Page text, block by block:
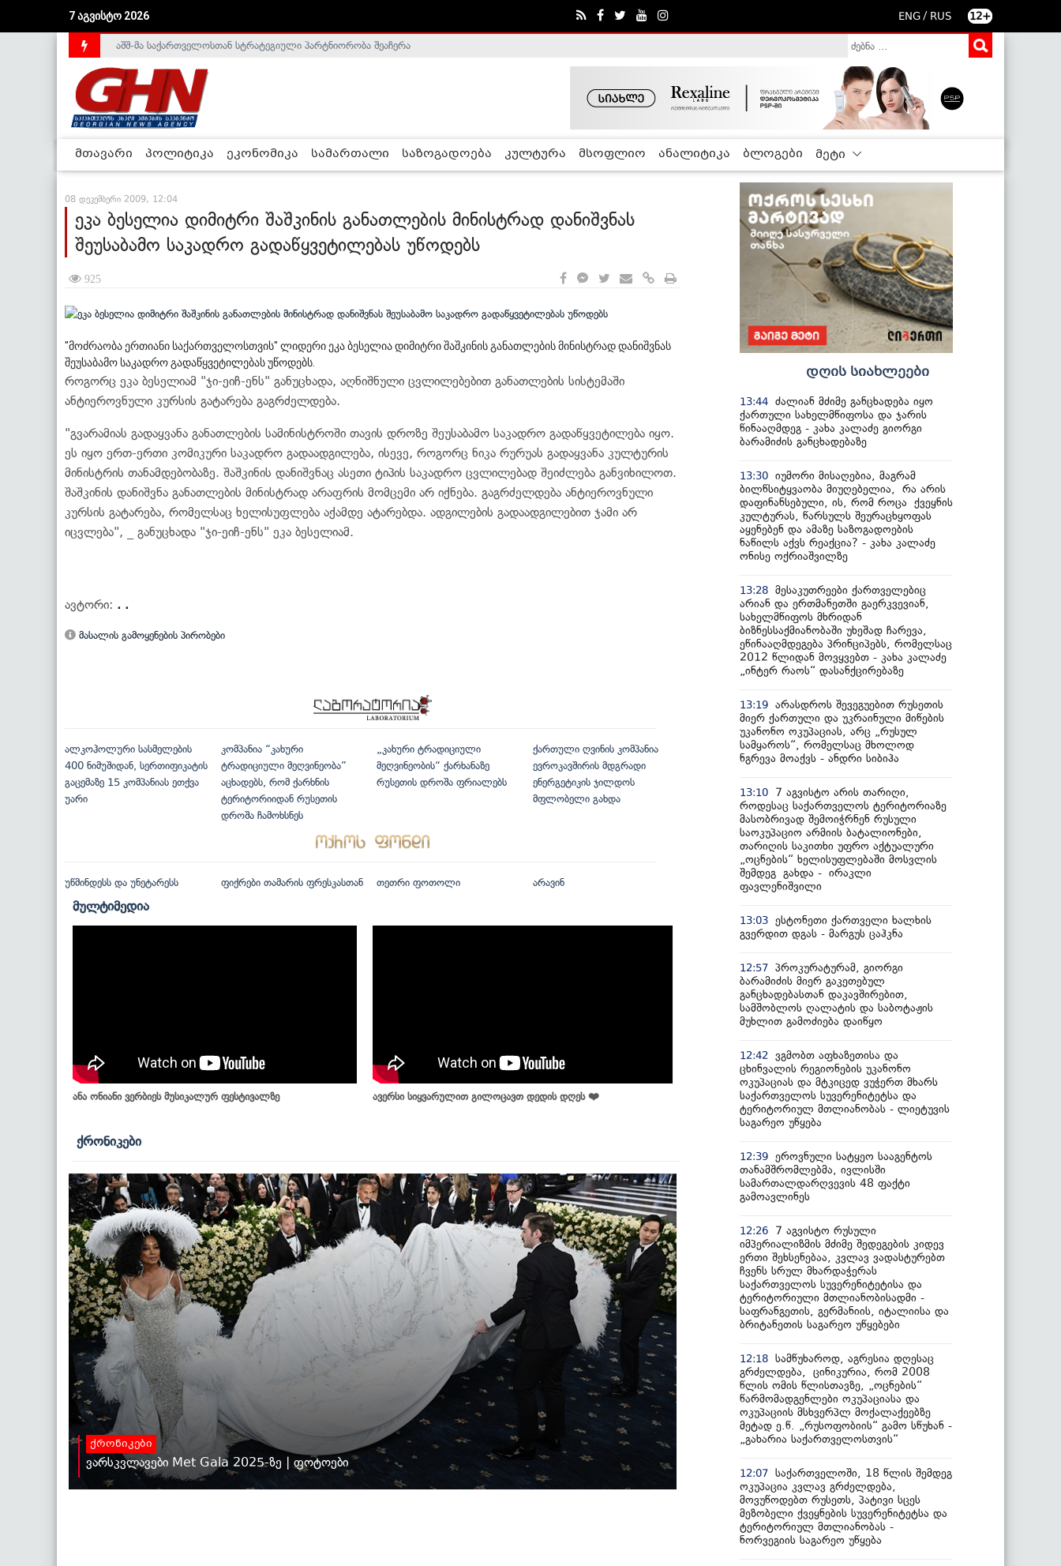
7 აგვისტო 2026 ENG / RUS 12+
საქართველოს დე-ფაქტო მთავრობა არალეგიტიმურია - ჰელსინკის კომისია
აშშ-მა საქართველოსთან სტრატეგიული პარტნიორობა შეაჩერა
მთავარი პოლიტიკა ეკონომიკა სამართალი საზოგადოება კულტურა მსოფლიო ანალიტიკა ბლოგები მეტი
08 დეკემბერი 2009, 12:04
ეკა ბესელია დიმიტრი შაშკინის განათლების მინისტრად დანიშვნას
შეუსაბამო საკადრო გადაწყვეტილებას უწოდებს
925
"მოძრაობა ერთიანი საქართველოსთვის" ლიდერი ეკა ბესელია დიმიტრი შაშკინის განათლების მინისტრად დანიშვნას
შეუსაბამო საკადრო გადაწყვეტილებას უწოდებს.
როგორც ეკა ბესელიამ "ჯი-ეიჩ-ენს" განუცხადა, აღნიშნული ცვლილებებით განათლების სისტემაში
ანტიეროვნული კურსის გატარება გაგრძელდება.
"გვარამიას გადაყვანა განათლების სამინისტროში თავის დროზე შეუსაბამო საკადრო გადაწყვეტილება იყო.
ეს იყო ერთ-ერთი კომიკური საკადრო გადაადგილება, ისევე, როგორც ნიკა რურუას გადაყვანა კულტურის
მინისტრის თანამდებობაზე. შაშკინის დანიშვნაც ასეთი ტიპის საკადრო ცვლილებად შეიძლება განვიხილოთ.
შაშკინის დანიშვნა განათლების მინისტრად არაფრის მომცემი არ იქნება. გაგრძელდება ანტიეროვნული
კურსის გატარება, რომელსაც ხელისუფლება აქამდე ატარებდა. ადგილების გადაადგილებით ჯამი არ
იცვლება", _ განუცხადა "ჯი-ეიჩ-ენს" ეკა ბესელიამ.
ავტორი: . .
მასალის გამოყენების პირობები
ალკოჰოლური სასმელების
400 ნიმუშიდან, სერთიფიკატის
გაცემაზე 15 კომპანიას ეთქვა
უარი
კომპანია “კახური
ტრადიციული მეღვინეობა”
აცხადებს, რომ ქარხნის
ტერიტორიიდან რუსეთის
დროშა ჩამოხსნეს
„კახური ტრადიციული
მეღვინეობის“ ქარხანაზე
რუსეთის დროშა ფრიალებს
ქართული ღვინის კომპანია
ევროკავშირის მდგრადი
ენერგეტიკის ჯილდოს
მფლობელი გახდა
უწმინდესს და უნეტარესს ფიქრები თამარის ფრესკასთან თეთრი ფოთოლი არავინ
მულტიმედია
ანა ონიანი ვერბიეს მუსიკალურ ფესტივალზე ავერსი სიყვარულით გილოცავთ დედის დღეს ❤️
ქრონიკები
ქრონიკები
ვარსკვლავები Met Gala 2025-ზე | ფოტოები
დღის სიახლეები
13:44 ძალიან მძიმე განცხადება იყო
ქართული სახელმწიფოსა და ჯარის
წინააღმდეგ - კახა კალაძე გიორგი
ბარამიძის განცხადებაზე
13:30 იუმორი მისაღებია, მაგრამ
ბილწსიტყვაობა მიუღებელია, რა არის
დაფინანსებული, ის, რომ როცა ქვეყნის
კულტურას, წარსულს შეურაცხყოფას
აყენებენ და ამაზე საზოგადოების
ნაწილს აქვს რეაქცია? - კახა კალაძე
ონისე ოქრიაშვილზე
13:28 მესაკუთრეები ქართველებიც
არიან და ერთმანეთში გაერკვევიან,
სახელმწიფოს მხრიდან
ბიზნესსაქმიანობაში უხეშად ჩარევა,
ეწინააღმდეგება პრინციპებს, რომელსაც
2012 წლიდან მოვყვებთ - კახა კალაძე
„ინტერ რაოს“ დასანქცირებაზე
13:19 არასდროს შევეგუებით რუსეთის
მიერ ქართული და უკრაინული მიწების
უკანონო ოკუპაციას, არც „რუსულ
სამყაროს“, რომელსაც მხოლოდ
ნგრევა მოაქვს - ანდრი სიბიჰა
13:10
7 აგვისტო არის თარიღი,
როდესაც საქართველოს ტერიტორიაზე
მასობრივად შემოიჭრნენ რუსული
საოკუპაციო არმიის ბატალიონები,
თარიღის საკითხი უფრო აქტუალური
„ოცნების“ ხელისუფლებაში მოსვლის
შემდეგ გახდა - ირაკლი
ფავლენიშვილი
13:03 ესტონეთი ქართველი ხალხის
გვერდით დგას - მარგუს ცაჰკნა
12:57 პროკურატურამ, გიორგი
ბარამიძის მიერ გაკეთებულ
განცხადებასთან დაკავშირებით,
სამშობლოს ღალატის და საბოტაჟის
მუხლით გამოძიება დაიწყო
12:42
ვგმობთ აფხაზეთისა და
ცხინვალის რეგიონების უკანონო
ოკუპაციას და მტკიცედ ვუჭერთ მხარს
საქართველოს სუვერენიტეტსა და
ტერიტორიულ მთლიანობას - ლიეტუვის
საგარეო უწყება
12:39 ეროვნული სატყეო სააგენტოს
თანამშრომლებმა, ივლისში
სამართალდარღვევის 48 ფაქტი
გამოავლინეს
12:26
7 აგვისტო რუსული
იმპერიალიზმის მძიმე შედეგების კიდევ
ერთი შეხსენებაა, კვლავ ვადასტურებთ
ჩვენს სრულ მხარდაჭერას
საქართველოს სუვერენიტეტისა და
ტერიტორიული მთლიანობისადმი -
საფრანგეთის, გერმანიის, იტალიისა და
ბრიტანეთის საგარეო უწყებები
12:18 სამწუხაროდ, აგრესია დღესაც
გრძელდება, ცინიკურია, რომ 2008
წლის ომის წლისთავზე, „ოცნების“
წარმომადგენლები ოკუპაციასა და
ოკუპაციის მსხვერპლ მოქალაქეებზე
მეტად ე.წ. „რუსოფობიის“ გამო სწუხან -
„გახარია საქართველოსთვის“
12:07 საქართველოში, 18 წლის შემდეგ
ოკუპაცია კვლავ გრძელდება,
მოვუწოდებთ რუსეთს, პატივი სცეს
მეზობელი ქვეყნების სუვერენიტეტსა და
ტერიტორიულ მთლიანობას -
ნორვეგიის საგარეო უწყება